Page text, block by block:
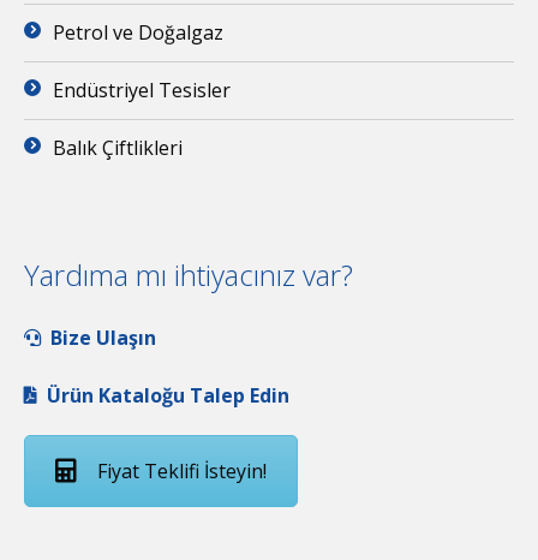
Petrol ve Doğalgaz
Endüstriyel Tesisler
Balık Çiftlikleri
Yardıma mı ihtiyacınız var?
Bize Ulaşın
Ürün Kataloğu Talep Edin
Fiyat Teklifi İsteyin!